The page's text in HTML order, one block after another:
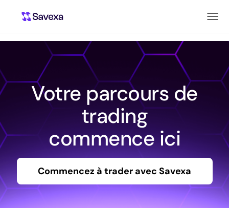
Votre parcours de
trading
commence ici
Commencez à trader avec Savexa